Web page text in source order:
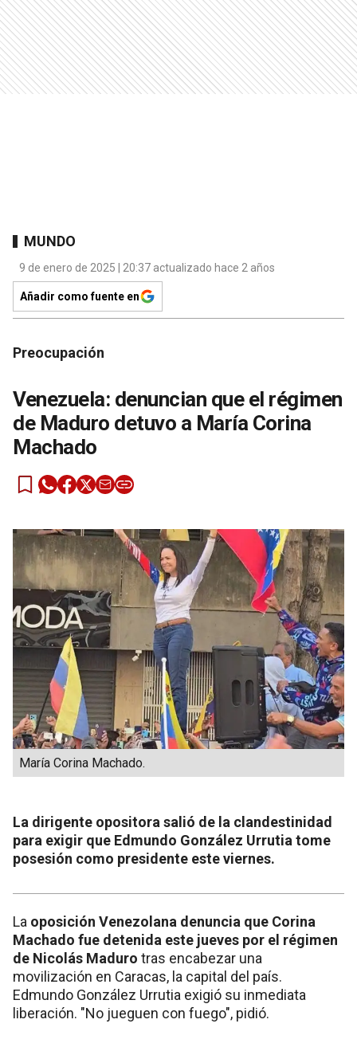
MUNDO
9 de enero de 2025 | 20:37 actualizado hace 2 años
Añadir como fuente en
Preocupación
Venezuela: denuncian que el régimen
de Maduro detuvo a María Corina
Machado
María Corina Machado.
La dirigente opositora salió de la clandestinidad
para exigir que Edmundo González Urrutia tome
posesión como presidente este viernes.
La oposición Venezolana denuncia que Corina
Machado fue detenida este jueves por el régimen
de Nicolás Maduro tras encabezar una
movilización en Caracas, la capital del país.
Edmundo González Urrutia exigió su inmediata
liberación. "No jueguen con fuego", pidió.